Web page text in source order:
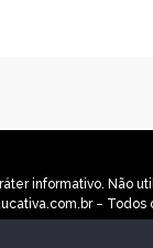
informativo. Não
–